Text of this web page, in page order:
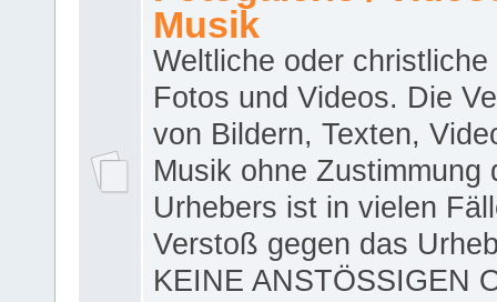
Musik
Weltliche oder christliche
Fotos und Videos. Die
von Bildern, Texten,
Musik ohne Zustimmung
Urhebers ist in vielen
Verstoß gegen das
KEINE ANSTÖSSIGEN